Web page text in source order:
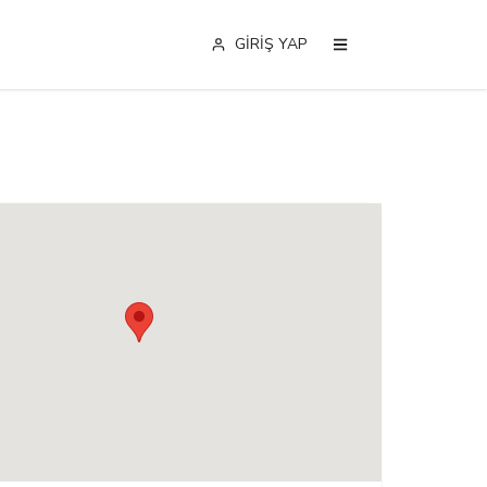
GİRİŞ YAP